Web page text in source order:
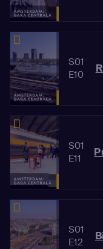
S01
E10
S01
E11
S01
E12